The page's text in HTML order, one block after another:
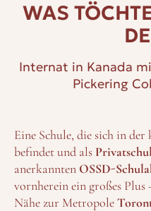
WAS
Internat in Kanada
Pickering
Eine Schule, die sich in
befindet und als
anerkannten OSSD-
vornherein ein großes
Nähe zur Metropole